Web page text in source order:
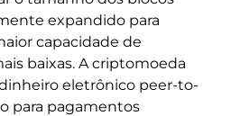
expandido para
capacidade de
baixas. A criptomoeda
eletrônico peer-to-
para pagamentos